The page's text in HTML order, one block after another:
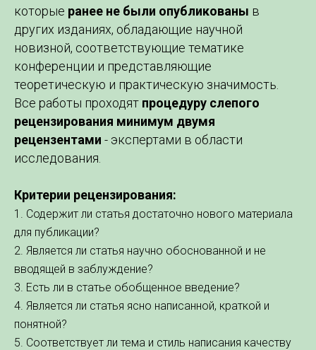
которые ранее не были опубликованы в
других изданиях, обладающие научной
новизной, соответствующие тематике
конференции и представляющие
теоретическую и практическую значимость.
Все работы проходят процедуру слепого
рецензирования минимум двумя
рецензентами - экспертами в области
исследования.
Критерии рецензирования:
1. Содержит ли статья достаточно нового материала
для публикации?
2. Является ли статья научно обоснованной и не
вводящей в заблуждение?
3. Есть ли в статье обобщенное введение?
4. Является ли статья ясно написанной, краткой и
понятной?
5. Соответствует ли тема и стиль написания качеству